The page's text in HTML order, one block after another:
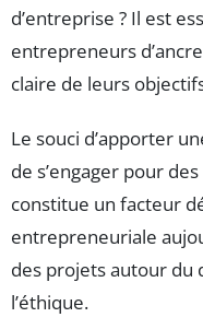
d’entreprise ? Il est
entrepreneurs
claire de leurs
Le souci d’apporter
de s’engager pour
constitue un facteur
entrepreneuriale
des projets autour du
l’éthique.